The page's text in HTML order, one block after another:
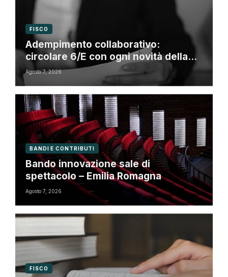
FISCO
Adempimento collaborativo:
circolare 6/E con ogni novità della
riforma fiscale
Agosto 7, 2026
BANDI E CONTRIBUTI
Bando innovazione sale di
spettacolo – Emilia Romagna
Agosto 7, 2026
FISCO